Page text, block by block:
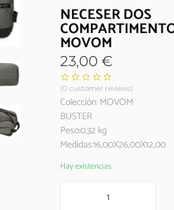
NECESER DOS
MOVOM
23,00€
(0 customer reviews)
Colección: MOVOM
BUSTER
Peso:0.32 kg
Medidas:16,00X26,00X12,00
Hay existencias